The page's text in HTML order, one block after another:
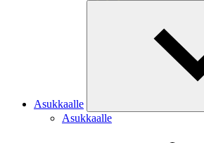
Asukkaalle
Asukkaalle